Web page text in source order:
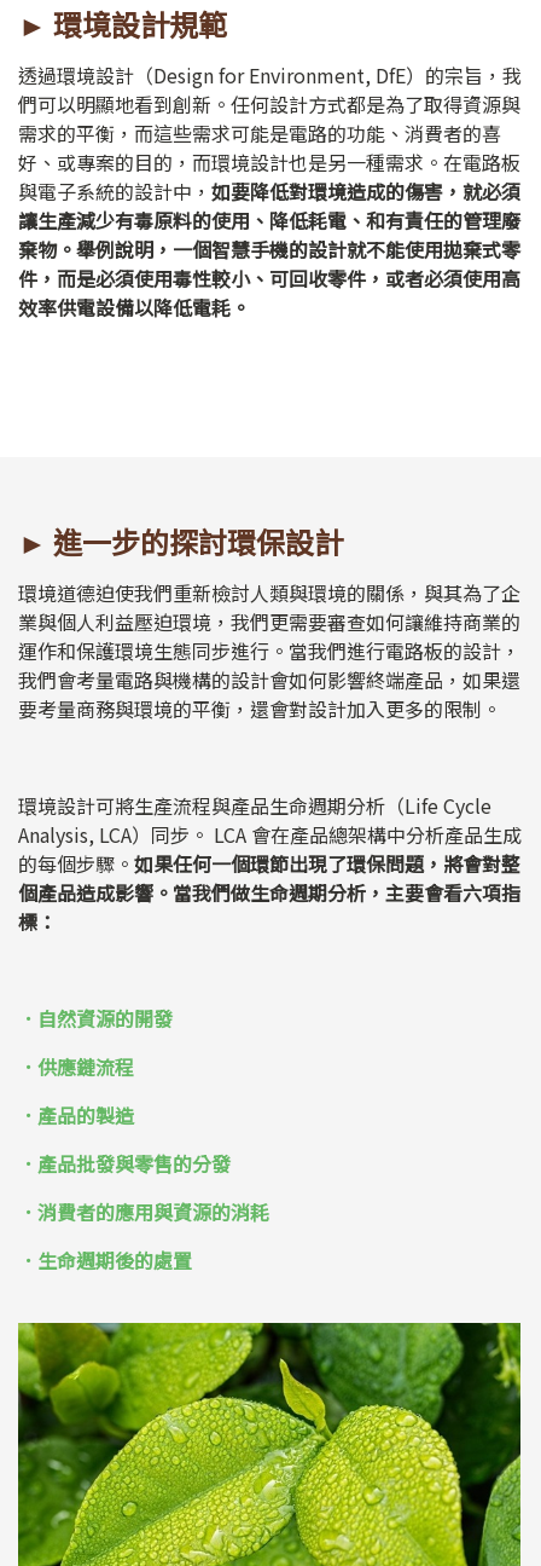
► 環境設計規範
透過環境設計（Design for Environment, DfE）的宗旨，我
們可以明顯地看到創新。任何設計方式都是為了取得資源與
需求的平衡，而這些需求可能是電路的功能、消費者的喜
好、或專案的目的，而環境設計也是另一種需求。在電路板
與電子系統的設計中， 如要降低對環境造成的傷害，就必須
讓生產減少有毒原料的使用、降低耗電、和有責任的管理廢
棄物。舉例說明，一個智慧手機的設計就不能使用拋棄式零
件，而是必須使用毒性較小、可回收零件，或者必須使用高
效率供電設備以降低電耗。
► 進一步的探討環保設計
環境道德迫使我們重新檢討人類與環境的關係，與其為了企
業與個人利益壓迫環境，我們更需要審查如何讓維持商業的
運作和保護環境生態同步進行。當我們進行電路板的設計，
我們會考量電路與機構的設計會如何影響終端產品，如果還
要考量商務與環境的平衡，還會對設計加入更多的限制。
環境設計可將生產流程與產品生命週期分析（Life Cycle
Analysis, LCA）同步。 LCA 會在產品總架構中分析產品生成
的每個步驟。 如果任何一個環節出現了環保問題，將會對整
個產品造成影響。當我們做生命週期分析，主要會看六項指
標：
．自然資源的開發
．供應鏈流程
．產品的製造
．產品批發與零售的分發
．消費者的應用與資源的消耗
．生命週期後的處置